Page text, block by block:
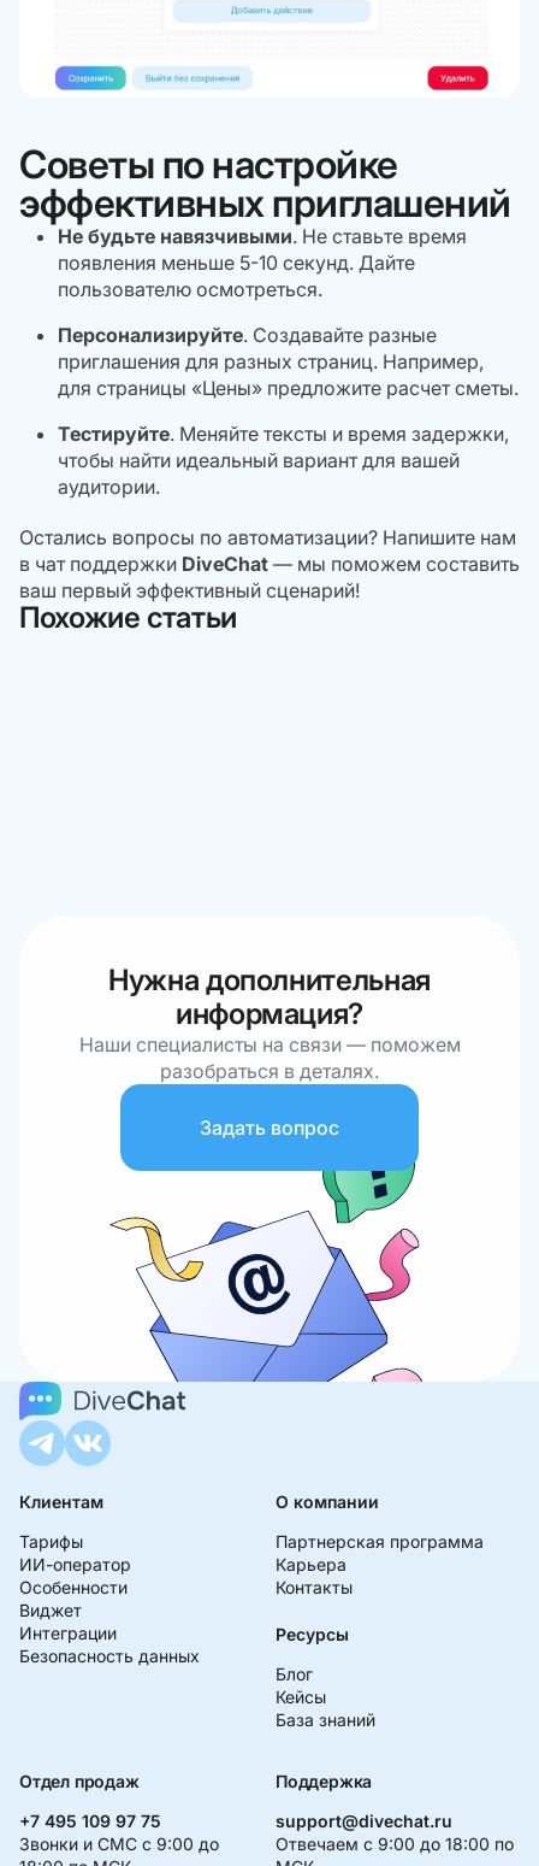
Советы по настройке
эффективных приглашений
Не будьте навязчивыми. Не ставьте время
появления меньше 5-10 секунд. Дайте
пользователю осмотреться.
Персонализируйте. Создавайте разные
приглашения для разных страниц. Например,
для страницы «Цены» предложите расчет сметы.
Тестируйте. Меняйте тексты и время задержки,
чтобы найти идеальный вариант для вашей
аудитории.
Остались вопросы по автоматизации? Напишите нам
в чат поддержки DiveChat — мы поможем составить
ваш первый эффективный сценарий!
Похожие статьи
Нужна дополнительная
информация?
Наши специалисты на связи — поможем
разобраться в деталях.
Задать вопрос
Клиентам
Тарифы
ИИ-оператор
Особенности
Виджет
Интеграции
Безопасность данных
О компании
Партнерская программа
Карьера
Контакты
Ресурсы
Блог
Кейсы
База знаний
Отдел продаж
+7 495 109 97 75
Звонки и СМС с 9:00 до
Поддержка
support@divechat.ru
Отвечаем с 9:00 до 18:00 по